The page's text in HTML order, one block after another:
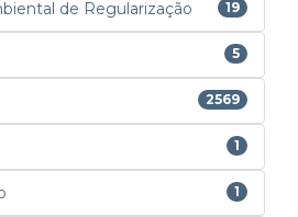
de Regularização 19
5
2569
1
1